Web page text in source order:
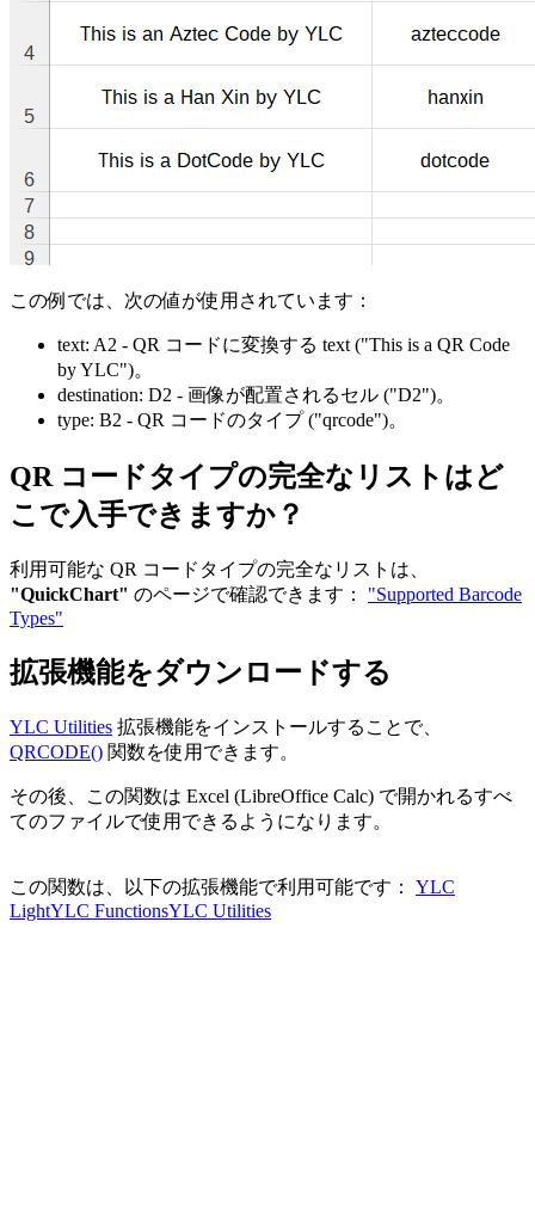
この例では、次の値が使用されています：
text: A2 - QR コードに変換する text("This is a QR Code
by YLC")。
destination: D2 - 画像が配置されるセル ("D2")。
type: B2 - QR コードのタイプ ("qrcode")。
QR コードタイプの完全なリストはど
こで入手できますか？
利用可能な QR コードタイプの完全なリストは、
"QuickChart" のページで確認できます： "Supported Barcode
Types"
拡張機能をダウンロードする
YLC Utilities 拡張機能をインストールすることで、
QRCODE() 関数を使用できます。
その後、この関数は Excel (LibreOffice Calc) で開かれるすべ
てのファイルで使用できるようになります。
この関数は、以下の拡張機能で利用可能です： YLC
LightYLC FunctionsYLC Utilities